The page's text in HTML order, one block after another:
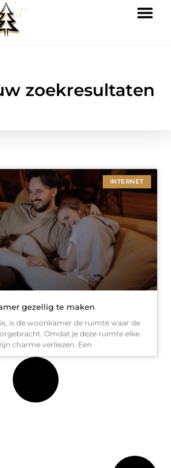
zoekresultaten
INTERNET
gezellig te maken
is de woonkamer de ruimte waar de
Omdat je deze ruimte elke
charme verliezen. Een